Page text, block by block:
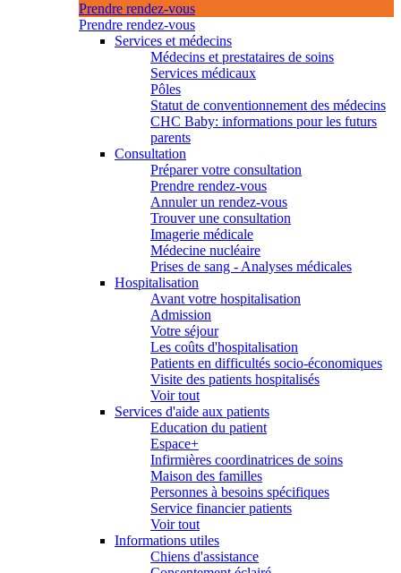
Prendre rendez-vous
Prendre rendez-vous
Services et médecins
Médecins et prestataires de soins
Services médicaux
Pôles
Statut de conventionnement des médecins
CHC Baby: informations pour les futurs
parents
Consultation
Préparer votre consultation
Prendre rendez-vous
Annuler un rendez-vous
Trouver une consultation
Imagerie médicale
Médecine nucléaire
Prises de sang - Analyses médicales
Hospitalisation
Avant votre hospitalisation
Admission
Votre séjour
Les coûts d'hospitalisation
Patients en difficultés socio-économiques
Visite des patients hospitalisés
Voir tout
Services d'aide aux patients
Education du patient
Espace+
Infirmières coordinatrices de soins
Maison des familles
Personnes à besoins spécifiques
Service financier patients
Voir tout
Informations utiles
Chiens d'assistance